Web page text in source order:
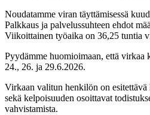
Noudatamme viran täyttämisessä
Palkkaus ja palvelussuhteen ehdot
Viikoittainen työaika on 36,25 tuntia
Pyydämme huomioimaan, että virkaa
24., 26. ja 29.6.2026.
Virkaan valitun henkilön on
sekä kelpoisuuden osoittavat
vahvistamista.